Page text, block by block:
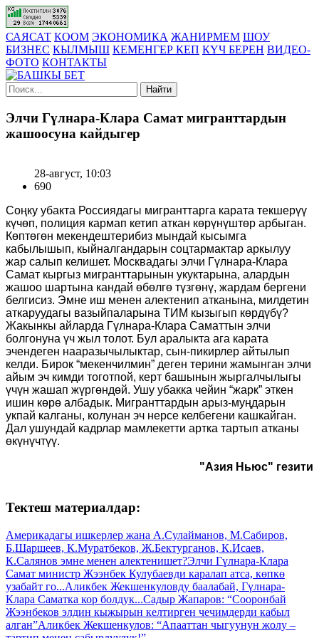
САЯСАТ КООМ ЭКОНОМИКА ЖАНИРМЕМ ШОУ
БИЗНЕС КЫЛМЫШ КЕМЕНГЕР КЕП КҮЧ БЕРЕН ВИДЕО-
ФОТО КОНТАКТЫ
Найти
Элчи Гүлнара-Клара Самат мигранттардын
жашоосуна кайдыгер
28-август, 10:03
690
Соңку убакта Россиядагы мигранттарга карата текшерүү
күчөп, полиция кармап кетип аткан көрүнүштөр арбыган.
Көптөгөн мекендештерибиз мындай кысымга
кабылышып, кыйналгандарын соцтармактар аркылуу
жар салып келишет. Москвадагы элчи Гүлнара-Клара
Самат кыргыз мигранттарынын укуктарына, алардын
жашоо шартына кандай өбөлгө түзгөнү, жардам бергени
белгисиз. Эмне иш менен алектенип атканына, милдетин
аткаруудагы вазыйпаларына ТИМ кызыгып көрдүбү?
Жакынкы айларда Гүлнара-Клара Саматтын элчи
болгонуна үч жыл толот. Бул аралыкта ага карата
эчендеген нааразычылыктар, сын-пикирлер айтылып
келди. Бирок “мекенчилмин” деген терини жамынган элчи
айым эч кимди тоготпой, керт башынын жыргалчылыгы
үчүн жашап жүргөндөй. Ушу убакка чейин “жарк” эткен
ишин көрө албадык. Мигранттардын арыз-муңдарын
укпай калганы, колунан эч нерсе келбегени кашкайган.
Дал ушундай кадрлар мамлекетти артка тартып атканы
өкүнүчтүү.
"Азия Ньюс" гезити
Тектеш материалдар:
Америкадагы ишкерлер жана А.Сулайманов, М.Сабиров,
Б.Шаршеев, К.Муратбеков, Ж.Бектурганов, К.Исаев,
К.Салянов эмне менен алектенишет?Элчи Гүлнара-Клара
Самат министр Жээнбек Кулубаевди каралап атса, көпкө
узабайт го...Аликбек Жекшенкуловду баалабай, Гүлнара-
Клара Саматка кор болдук...Садыр Жапаров: “Сооронбай
Жээнбеков элдин кыжырын келтирген чечимдерди кабыл
алган”Аликбек Жекшенкулов: “Апааттан чыгуунун жолу –